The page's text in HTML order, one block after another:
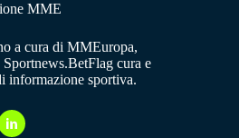
MME
a cura di MMEuropa,
cura e
informazione sportiva.